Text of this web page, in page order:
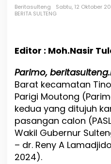
i
i
i
Beritasulteng
Sabtu, 12 Oktober
BERITA SULTENG
Editor : Moh.Nasir
Parimo,
Barat kecamatan
Parigi Moutong
kedua yang ditujuh
pasangan calon
Wakil Gubernur
– dr. Reny A
2024).